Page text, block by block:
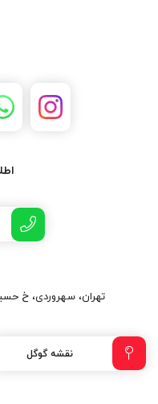
تهران، سهروردی، خ
نقشه گوگل